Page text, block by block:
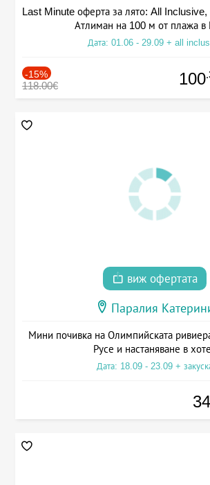
Last Minute оферта за лято: All Inclusive,
Атлиман на 100 м от плажа в
Дата: 01.06 - 29.09 + all
-15%
118.00€ 100
виж офертата
Паралия
Мини почивка на Олимпийската
Русе и настаняване в
Дата: 18.09 - 23.09 +